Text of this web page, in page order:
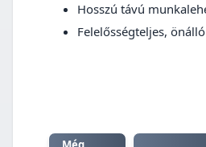
Hosszú távú
Felelősségteljes,